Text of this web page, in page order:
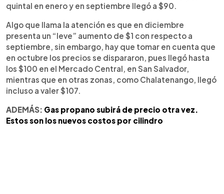
quintal en enero y en septiembre llegó a $90.
Algo que llama la atención es que en diciembre
presenta un “leve” aumento de $1 con respecto a
septiembre, sin embargo, hay que tomar en cuenta que
en octubre los precios se dispararon, pues llegó hasta
los $100 en el Mercado Central, en San Salvador,
mientras que en otras zonas, como Chalatenango, llegó
incluso a valer $107.
ADEMÁS: Gas propano subirá de precio otra vez.
Estos son los nuevos costos por cilindro